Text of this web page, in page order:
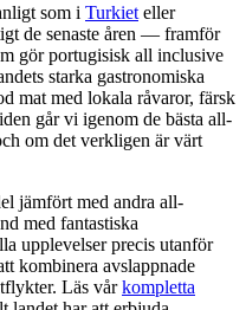
som i Turkiet eller
de senaste åren — framför
gör portugisisk all inclusive
starka gastronomiska
mat med lokala råvaror, färsk
går vi igenom de bästa all-
om det verkligen är värt
jämfört med andra all-
med fantastiska
upplevelser precis utanför
kombinera avslappnade
Läs vårkompletta